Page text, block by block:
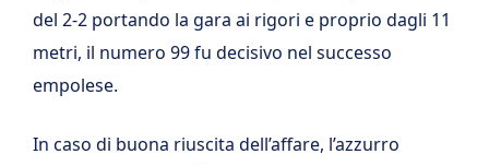
del 2-2 portando la gara ai rigori e proprio dagli 11
metri, il numero 99 fu decisivo nel successo
empolese.
In caso di buona riuscita dell’affare, l’azzurro